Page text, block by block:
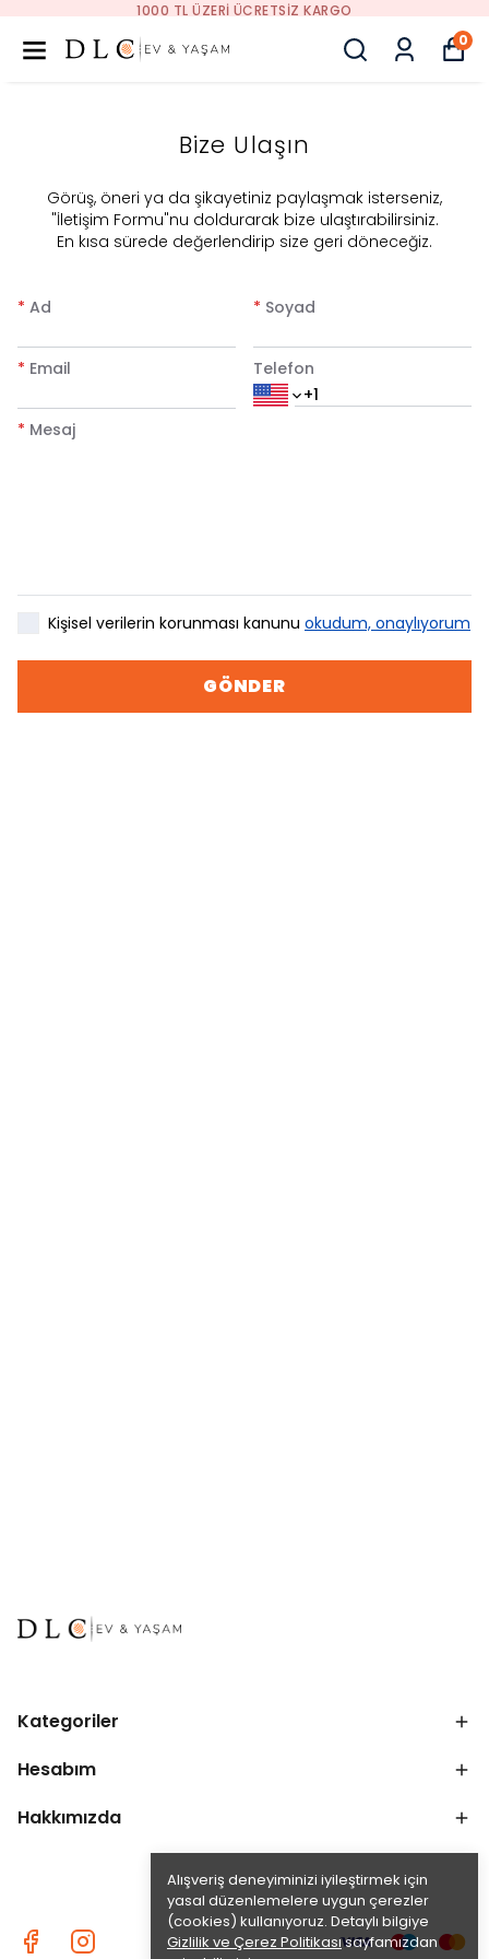
1000 TL ÜZERI ÜCRETSIZ KARGO
0
Alışveriş deneyiminizi iyileştirmek için
yasal düzenlemelere uygun çerezler
(cookies) kullanıyoruz. Detaylı bilgiye
Gizlilik ve Çerez Politikasısayfamızdan
Bize Ulaşın
​Görüş, öneri ya da şikayetiniz paylaşmak isterseniz,
"İletişim Formu"nu doldurarak bize ulaştırabilirsiniz.
En kısa sürede değerlendirip size geri döneceğiz.
* Ad * Soyad
* Email Telefon
* Mesaj
Kişisel verilerin korunması kanunu okudum, onaylıyorum
GÖNDER
Kategoriler
Hesabım
Hakkımızda